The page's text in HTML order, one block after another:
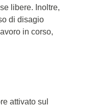
libere. Inoltre,
di disagio
in corso,
attivato sul